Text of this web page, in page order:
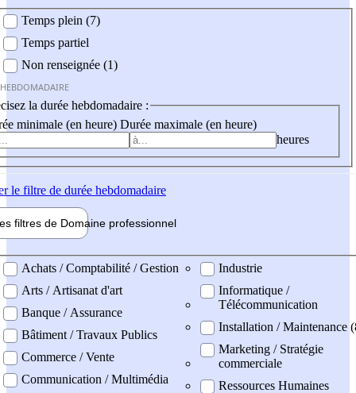
Temps plein (7)
Temps partiel
Non renseignée (1)
la durée hebdomadaire :
minimale (en heure) Durée maximale (en heure)
heures
le filtre de durée hebdomadaire
filtres de Domaine professionnel
professionel
Achats / Comptabilité / Gestion
Arts / Artisanat d'art
Banque / Assurance
Bâtiment / Travaux Publics
Commerce / Vente
Communication / Multimédia
Industrie
Informatique /
Télécommunication
Installation / Maintenance
Marketing / Stratégie
commerciale
Ressources Humaines